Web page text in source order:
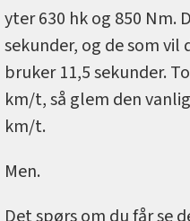
yter 630 hk og 850 Nm.
sekunder, og de som
bruker 11,5 sekunder.
km/t, så glem den
km/t.
Men.